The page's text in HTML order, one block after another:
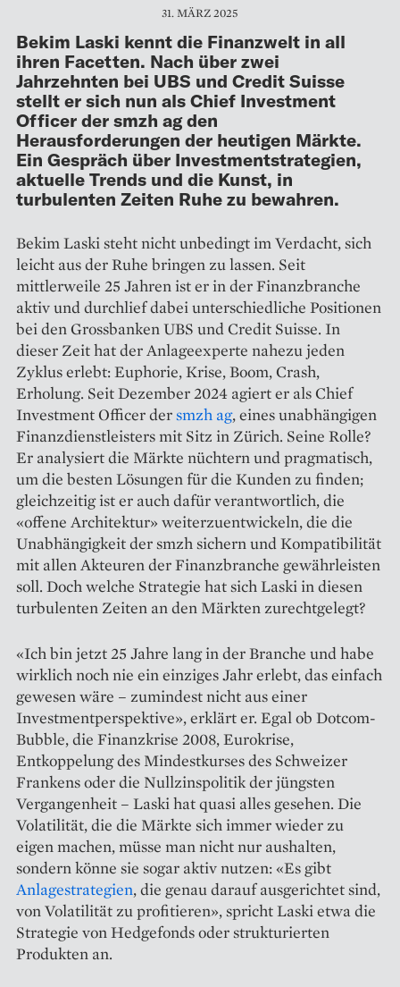
31. MÄRZ 2025
Bekim Laski kennt die Finanzwelt in all
ihren Facetten. Nach über zwei
Jahrzehnten bei UBS und Credit Suisse
stellt er sich nun als Chief Investment
Officer der smzh ag den
Herausforderungen der heutigen Märkte.
Ein Gespräch über Investmentstrategien,
aktuelle Trends und die Kunst, in
turbulenten Zeiten Ruhe zu bewahren.
Bekim Laski steht nicht unbedingt im Verdacht, sich
leicht aus der Ruhe bringen zu lassen. Seit
mittlerweile 25 Jahren ist er in der Finanzbranche
aktiv und durchlief dabei unterschiedliche Positionen
bei den Grossbanken UBS und Credit Suisse. In
dieser Zeit hat der Anlageexperte nahezu jeden
Zyklus erlebt: Euphorie, Krise, Boom, Crash,
Erholung. Seit Dezember 2024 agiert er als Chief
Investment Officer dersmzh ag, eines unabhängigen
Finanzdienstleisters mit Sitz in Zürich. Seine Rolle?
Er analysiert die Märkte nüchtern und pragmatisch,
um die besten Lösungen für die Kunden zu finden;
gleichzeitig ist er auch dafür verantwortlich, die
«offene Architektur» weiterzuentwickeln, die die
Unabhängigkeit der smzh sichern und Kompatibilität
mit allen Akteuren der Finanzbranche gewährleisten
soll. Doch welche Strategie hat sich Laski in diesen
turbulenten Zeiten an den Märkten zurechtgelegt?
«Ich bin jetzt 25 Jahre lang in der Branche und habe
wirklich noch nie ein einziges Jahr erlebt, das einfach
gewesen wäre – zumindest nicht aus einer
Investmentperspektive», erklärt er. Egal ob Dotcom-
Bubble, die Finanzkrise 2008, Eurokrise,
Entkoppelung des Mindestkurses des Schweizer
Frankens oder die Nullzinspolitik der jüngsten
Vergangenheit – Laski hat quasi alles gesehen. Die
Volatilität, die die Märkte sich immer wieder zu
eigen machen, müsse man nicht nur aushalten,
sondern könne sie sogar aktiv nutzen: «Es gibt
Anlagestrategien, die genau darauf ausgerichtet sind,
von Volatilität zu profitieren», spricht Laski etwa die
Strategie von Hedgefonds oder strukturierten
Produkten an.